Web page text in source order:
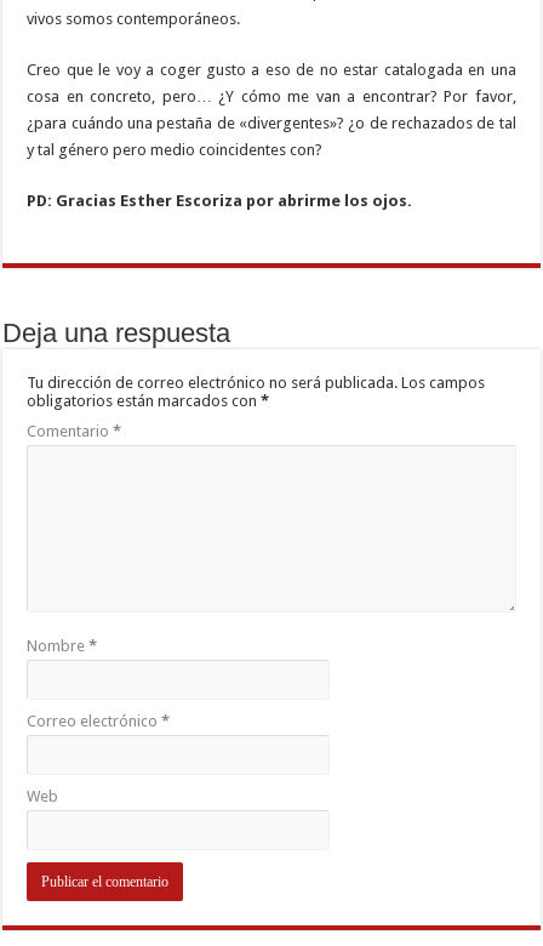
vivos somos contemporáneos.
Creo que le voy a coger gusto a eso de no estar catalogada en una
cosa en concreto, pero… ¿Y cómo me van a encontrar? Por favor,
¿para cuándo una pestaña de «divergentes»? ¿o de rechazados de tal
y tal género pero medio coincidentes con?
PD: Gracias Esther Escoriza por abrirme los ojos.
Deja una respuesta
Tu dirección de correo electrónico no será publicada. Los campos
obligatorios están marcados con*
Comentario*
Nombre*
Correo electrónico*
Web